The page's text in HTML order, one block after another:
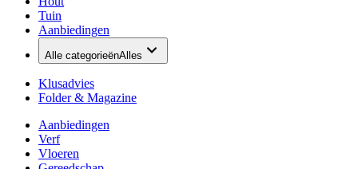
Tuin
Aanbiedingen
Alle categorieënAlles
Klusadvies
Folder & Magazine
Aanbiedingen
Verf
Vloeren